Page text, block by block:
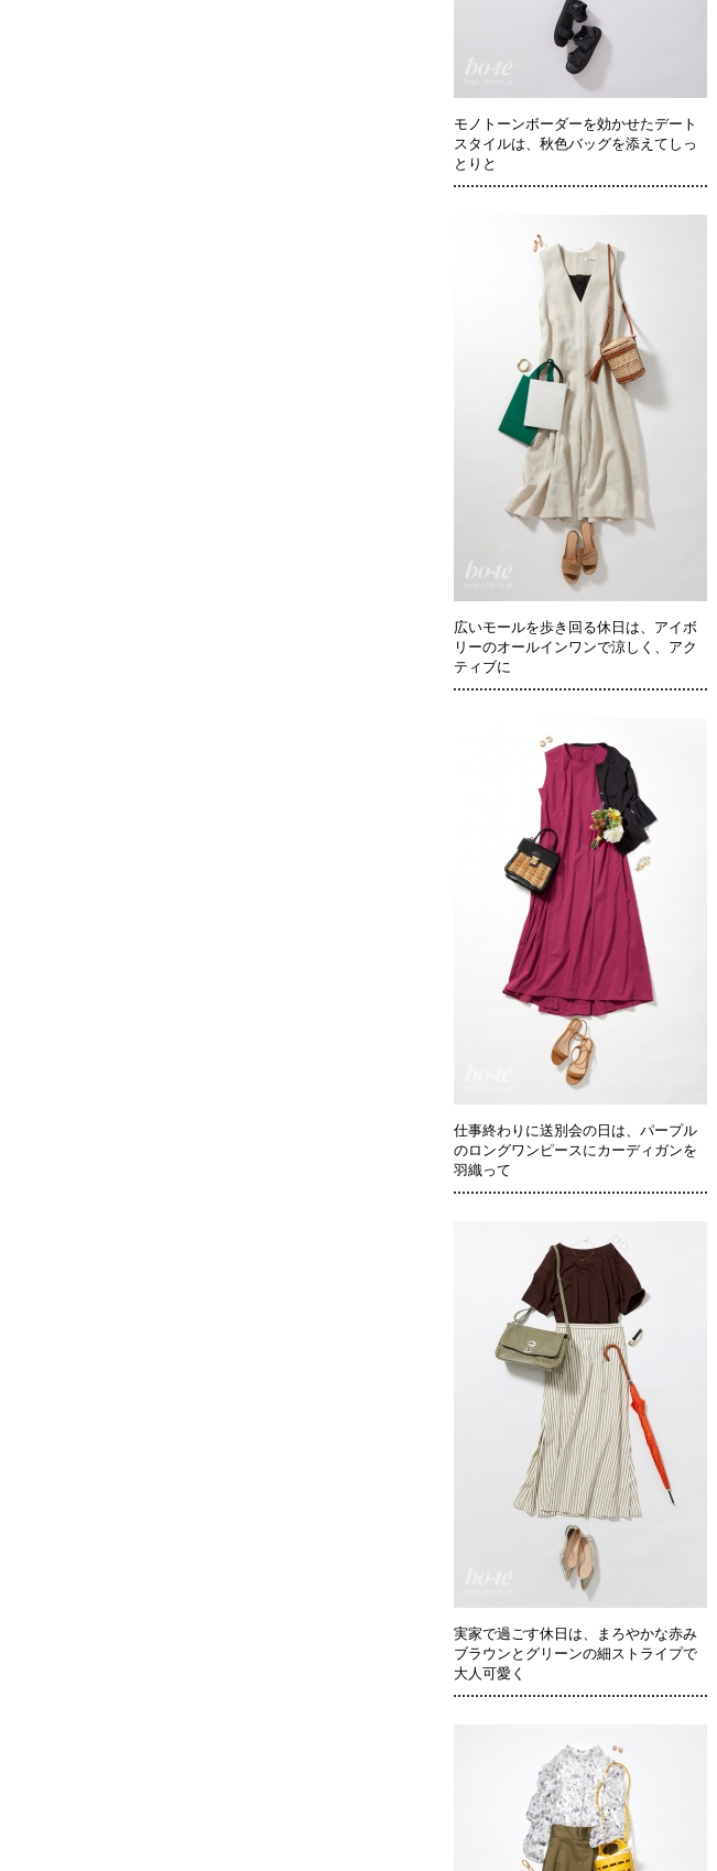
モノトーンボーダーを効かせたデート
スタイルは、秋色バッグを添えてしっ
とりと
広いモールを歩き回る休日は、アイボ
リーのオールインワンで涼しく、アク
ティブに
仕事終わりに送別会の日は、パープル
のロングワンピースにカーディガンを
羽織って
実家で過ごす休日は、まろやかな赤み
ブラウンとグリーンの細ストライプで
大人可愛く